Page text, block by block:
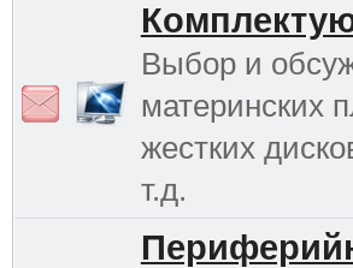
Выбор и
материнских
жестких
т.д.